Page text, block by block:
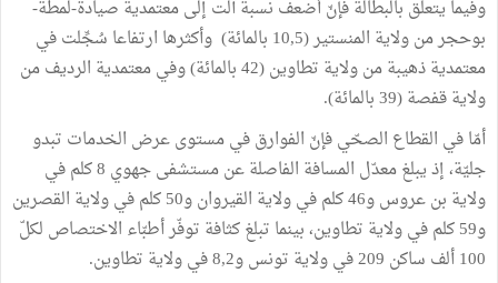
وفيما يتعلّق بالبطالة فإنّ أضعف نسبة آلت إلى معتمدية صيادة-لمطة-
بوحجر من ولاية المنستير (10,5 بالمائة) وأكثرها ارتفاعا سُجِّلت في
معتمدية ذهيبة من ولاية تطاوين (42 بالمائة) وفي معتمدية الرديف من
ولاية قفصة (39 بالمائة).
أمّا في القطاع الصحّي فإنّ الفوارق في مستوى عرض الخدمات تبدو
جليّة، إذ يبلغ معدّل المسافة الفاصلة عن مستشفى جهوي 8 كلم في
ولاية بن عروس و46 كلم في ولاية القيروان و50 كلم في ولاية القصرين
و59 كلم في ولاية تطاوين، بينما تبلغ كثافة توفّر أطبّاء الاختصاص لكلّ
100 ألف ساكن 209 في ولاية تونس و8,2 في ولاية تطاوين.